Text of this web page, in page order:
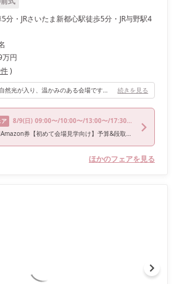
5分・JRさいたま新都心駅徒歩5分・JR与野駅4
万円
件)
窓がたくさんあるため自然光が入り、温かみのある会場です。2階からの入場が可能でしたが、私たちはガーデンからの入場を選びました。みんな上から出てくると思っていたのか、入場した時の歓声がおもしろ嬉しかったです♡ 続きを見る
ア 8/9(日) 09:00〜/10:00〜/13:00〜/17:30〜/18:00〜
残1*1万円Amazon券【初めて会場見学向け】予算&段取り丸わかり試食会
ほかのフェアを見る